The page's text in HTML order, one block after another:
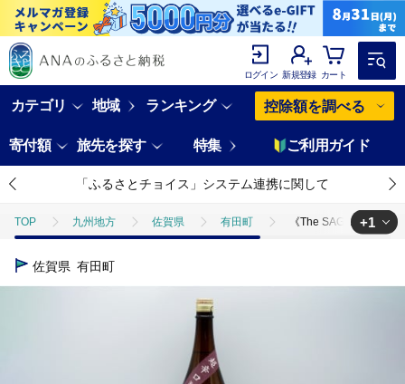
ログイン 新規登録 カート
カテゴリ 地域 ランキング 控除額を調べる
寄付額 旅先を探す 特集 ご利用ガイド
「ふるさとチョイス」システム連携に関して
TOP 九州地方 佐賀県 有田町 《The SAGA 認定酒
TOP
+1
佐賀県 有田町